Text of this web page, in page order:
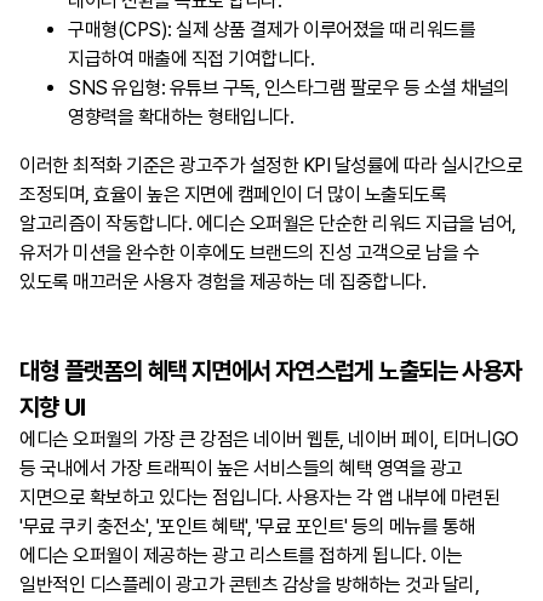
구매형(CPS): 실제 상품 결제가 이루어졌을 때 리워드를
지급하여 매출에 직접 기여합니다.
SNS 유입형: 유튜브 구독, 인스타그램 팔로우 등 소셜 채널의
영향력을 확대하는 형태입니다.
이러한 최적화 기준은 광고주가 설정한 KPI 달성률에 따라 실시간으로
조정되며, 효율이 높은 지면에 캠페인이 더 많이 노출되도록
알고리즘이 작동합니다. 에디슨 오퍼월은 단순한 리워드 지급을 넘어,
유저가 미션을 완수한 이후에도 브랜드의 진성 고객으로 남을 수
있도록 매끄러운 사용자 경험을 제공하는 데 집중합니다.
대형 플랫폼의 혜택 지면에서 자연스럽게 노출되는 사용자
지향 UI
에디슨 오퍼월의 가장 큰 강점은 네이버 웹툰, 네이버 페이, 티머니GO
등 국내에서 가장 트래픽이 높은 서비스들의 혜택 영역을 광고
지면으로 확보하고 있다는 점입니다. 사용자는 각 앱 내부에 마련된
'무료 쿠키 충전소', '포인트 혜택', '무료 포인트' 등의 메뉴를 통해
에디슨 오퍼월이 제공하는 광고 리스트를 접하게 됩니다. 이는
일반적인 디스플레이 광고가 콘텐츠 감상을 방해하는 것과 달리,